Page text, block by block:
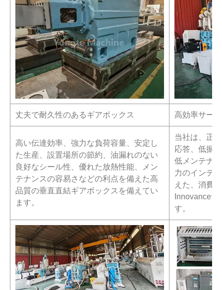
丈夫で耐久性のあるギアボックス 高効率サー
高い伝達効率、強力な負荷容量、安定し
た生産、設置場所の節約、油漏れのない
良好なシール性、優れた放熱性能、メン
テナンスの容易さなどの利点を備えた高
品質の垂直直結ギアボックスを備えてい
ます。
当社は、正
応答、低振
低メンテナ
力のインテ
えた、消費
Innovance
す。